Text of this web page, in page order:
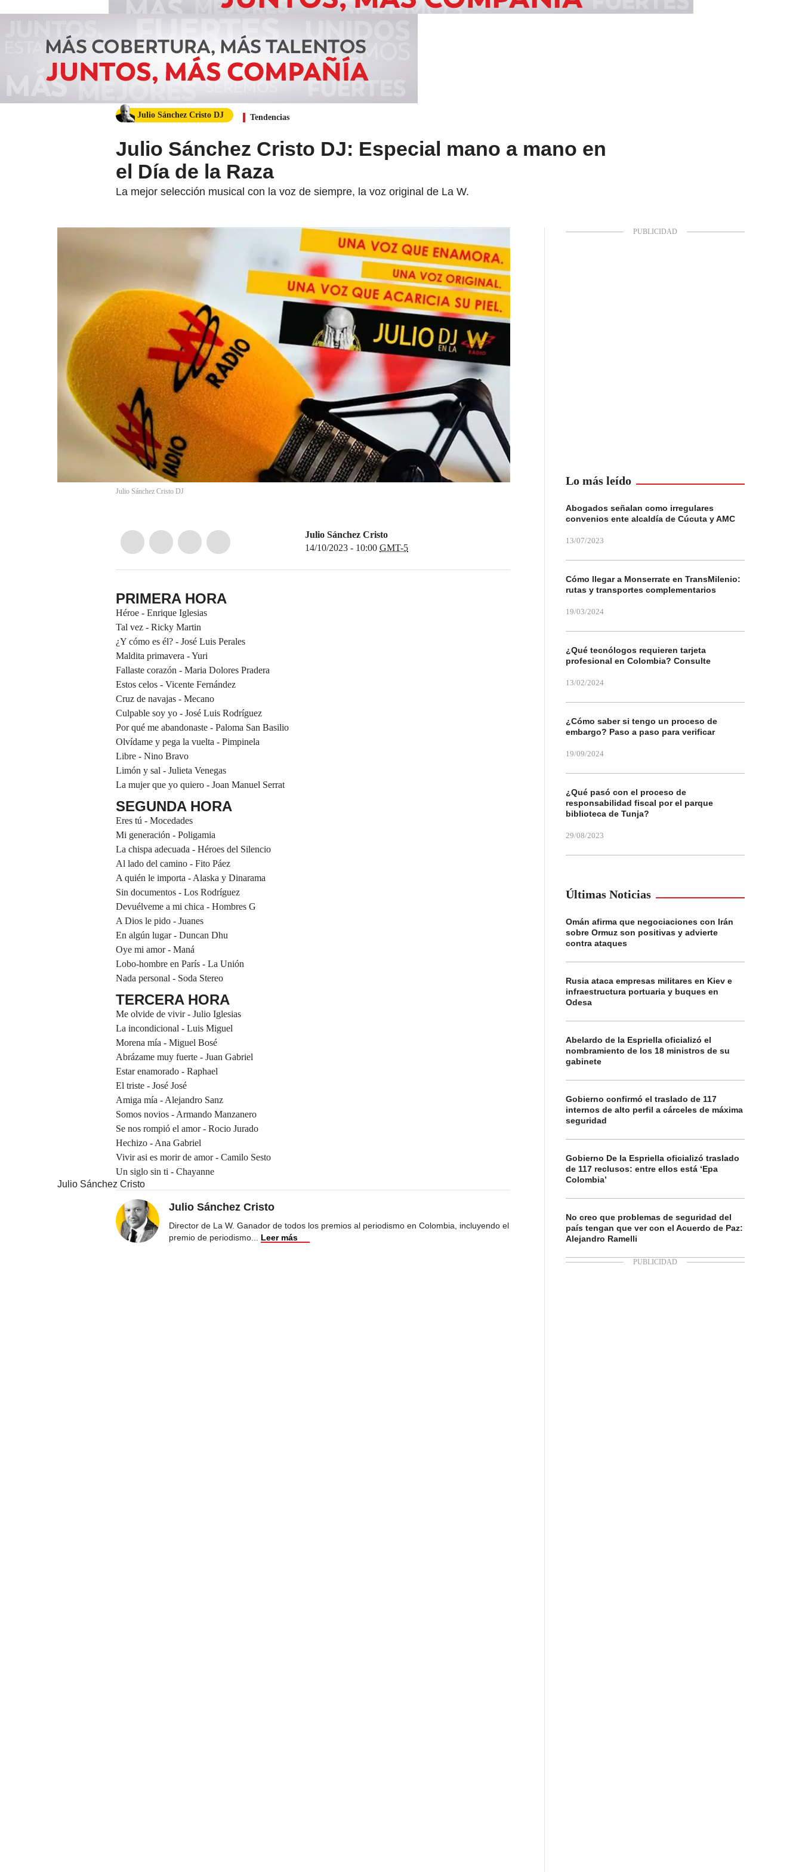
Julio Sánchez Cristo DJ Tendencias
Julio Sánchez Cristo DJ: Especial mano a mano en
el Día de la Raza
La mejor selección musical con la voz de siempre, la voz original de La W.
Julio Sánchez Cristo DJ
Julio Sánchez Cristo
14/10/2023 - 10:00 GMT-5
PRIMERA HORA
Héroe - Enrique Iglesias
Tal vez - Ricky Martin
¿Y cómo es él? - José Luis Perales
Maldita primavera - Yuri
Fallaste corazón - Maria Dolores Pradera
Estos celos - Vicente Fernández
Cruz de navajas - Mecano
Culpable soy yo - José Luis Rodríguez
Por qué me abandonaste - Paloma San Basilio
Olvídame y pega la vuelta - Pimpinela
Libre - Nino Bravo
Limón y sal - Julieta Venegas
La mujer que yo quiero - Joan Manuel Serrat
SEGUNDA HORA
Eres tú - Mocedades
Mi generación - Poligamia
La chispa adecuada - Héroes del Silencio
Al lado del camino - Fito Páez
A quién le importa - Alaska y Dinarama
Sin documentos - Los Rodríguez
Devuélveme a mi chica - Hombres G
A Dios le pido - Juanes
En algún lugar - Duncan Dhu
Oye mi amor - Maná
Lobo-hombre en París - La Unión
Nada personal - Soda Stereo
TERCERA HORA
Me olvide de vivir - Julio Iglesias
La incondicional - Luis Miguel
Morena mía - Miguel Bosé
Abrázame muy fuerte - Juan Gabriel
Estar enamorado - Raphael
El triste - José José
Amiga mía - Alejandro Sanz
Somos novios - Armando Manzanero
Se nos rompió el amor - Rocio Jurado
Hechizo - Ana Gabriel
Vivir asi es morir de amor - Camilo Sesto
Un siglo sin ti - Chayanne
Julio Sánchez Cristo
Julio Sánchez Cristo
Director de La W. Ganador de todos los premios al periodismo en Colombia, incluyendo el
premio de periodismo
Leer más
Lo más leído
Abogados señalan como irregulares
convenios ente alcaldía de Cúcuta y AMC
13/07/2023
Cómo llegar a Monserrate en TransMilenio:
rutas y transportes complementarios
19/03/2024
¿Qué tecnólogos requieren tarjeta
profesional en Colombia? Consulte
13/02/2024
¿Cómo saber si tengo un proceso de
embargo? Paso a paso para verificar
19/09/2024
¿Qué pasó con el proceso de
responsabilidad fiscal por el parque
biblioteca de Tunja?
29/08/2023
Últimas Noticias
Omán afirma que negociaciones con Irán
sobre Ormuz son positivas y advierte
contra ataques
Rusia ataca empresas militares en Kiev e
infraestructura portuaria y buques en
Odesa
Abelardo de la Espriella oficializó el
nombramiento de los 18 ministros de su
gabinete
Gobierno confirmó el traslado de 117
internos de alto perfil a cárceles de máxima
seguridad
Gobierno De la Espriella oficializó traslado
de 117 reclusos: entre ellos está ‘Epa
Colombia’
No creo que problemas de seguridad del
país tengan que ver con el Acuerdo de Paz:
Alejandro Ramelli